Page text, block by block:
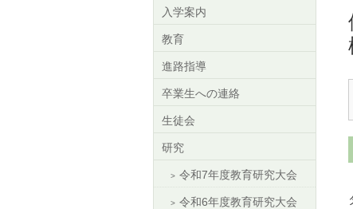
入学案内
教育
進路指導
卒業生への連絡
生徒会
研究
令和7年度教育研究大会
令和6年度教育研究大会